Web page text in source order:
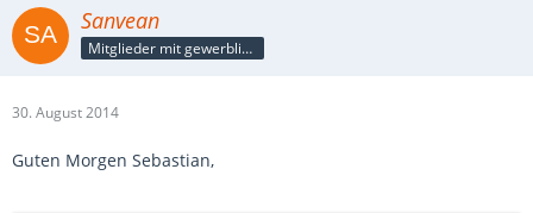
Sanvean
Mitglieder mit gewerblicher Verbindung, auch als Mitarbeiter/in
30. August 2014
Guten Morgen Sebastian,